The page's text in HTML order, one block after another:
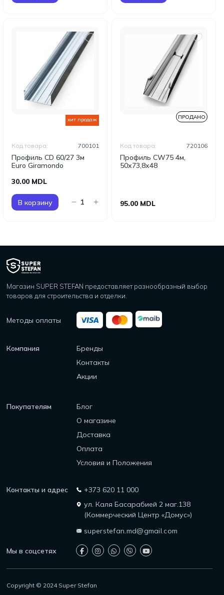
хит продаж
Профиль CD 60/27 3м
Euro Giramondo
Код товара: 700101
30.00 MDL
В корзину
ПРОДАНО
Профиль CW75 4м,
50x73,8x48
Код товара: 720106
95.00 MDL
Магазин SUPER STEFAN предоставляет разнообразный выбор
товаров для строительства и отделки.
Методы оплаты
Компания
Бренды
Контакты
Акции
Покупателям
Блог
О магазине
Доставка
Оплата
Условия и Положения
Контакты и адрес
+373 620 11 000
ул. Каля Басарабией 2 маг.138
(Коммерческий Центр «Домус»)
superstefan.md@gmail.com
Мы в соцсетях
Copyright © 2024 Super Stefan